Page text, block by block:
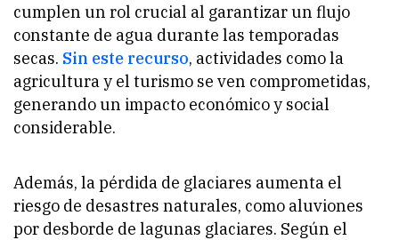
cumplen un rol crucial al garantizar un flujo
constante de agua durante las temporadas
secas. Sin este recurso, actividades como la
agricultura y el turismo se ven comprometidas,
generando un impacto económico y social
considerable.
Además, la pérdida de glaciares aumenta el
riesgo de desastres naturales, como aluviones
por desborde de lagunas glaciares. Según el